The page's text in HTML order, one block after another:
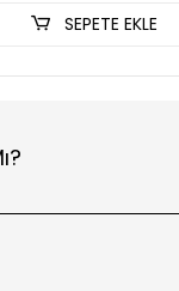
SEPETE EKLE